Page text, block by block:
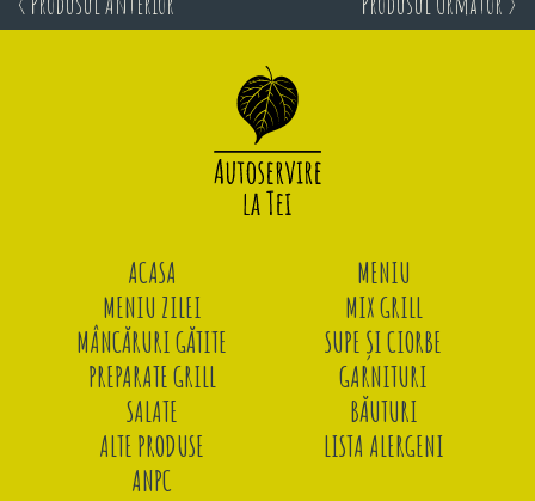
ACASA
MENIU
MENIU ZILEI
MIX GRILL
MÂNCĂRURI GĂTITE
SUPE ȘI CIORBE
PREPARATE GRILL
GARNITURI
SALATE
BĂUTURI
ALTE PRODUSE
LISTA ALERGENI
ANPC